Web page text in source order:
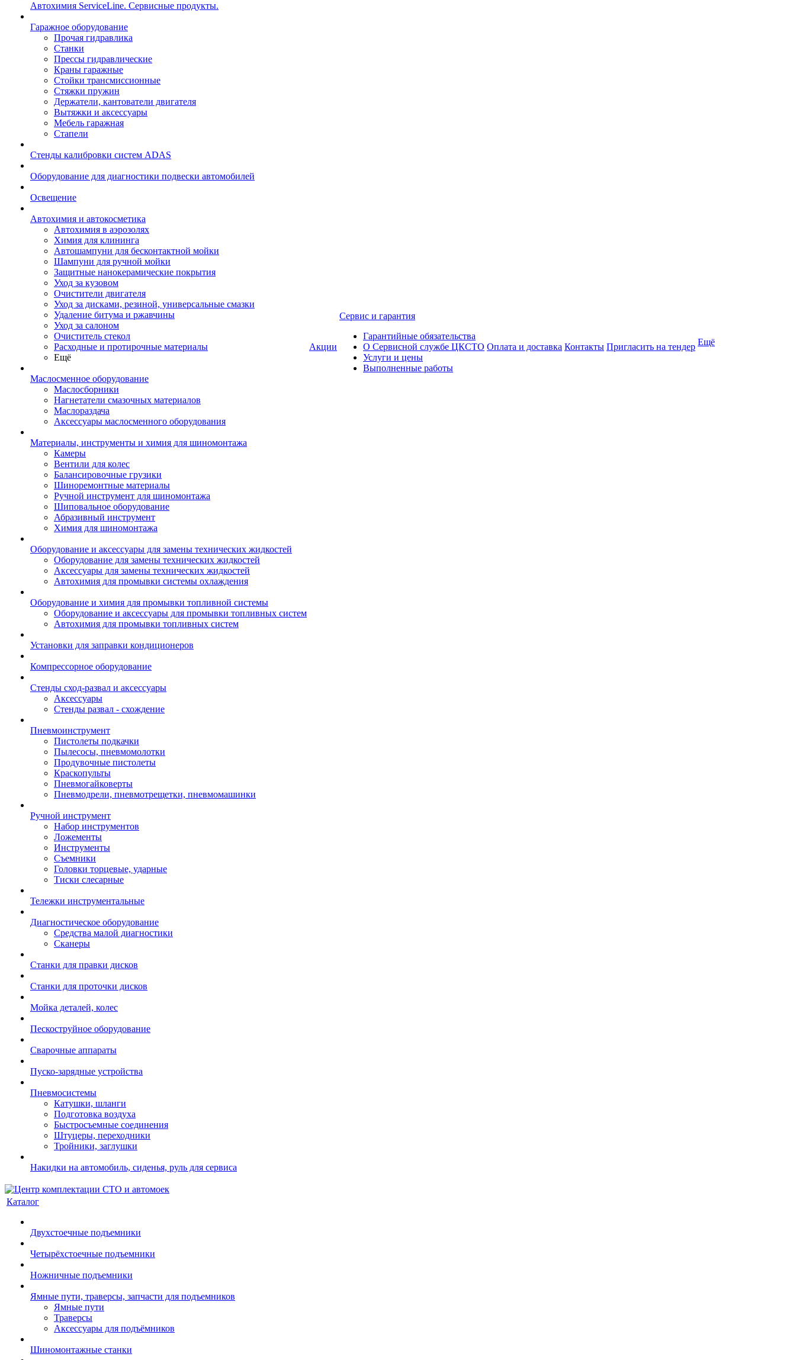
Автохимия ServiceLine. Сервисные продукты.
Гаражное оборудование
Прочая гидравлика
Станки
Прессы гидравлические
Краны гаражные
Стойки трансмиссионные
Стяжки пружин
Держатели, кантователи двигателя
Вытяжки и аксессуары
Мебель гаражная
Стапели
Стенды калибровки систем ADAS
Оборудование для диагностики подвески автомобилей
Освещение
Автохимия и автокосметика
Автохимия в аэрозолях
Химия для клининга
Автошампуни для бесконтактной мойки
Шампуни для ручной мойки
Защитные нанокерамические покрытия
Уход за кузовом
Очистители двигателя
Уход за дисками, резиной, универсальные смазки
Удаление битума и ржавчины
Уход за салоном
Очиститель стекол
Расходные и протирочные материалы
Ещё
Маслосменное оборудование
Маслосборники
Нагнетатели смазочных материалов
Маслораздача
Аксессуары маслосменного оборудования
Материалы, инструменты и химия для шиномонтажа
Камеры
Вентили для колес
Балансировочные грузики
Шиноремонтные материалы
Ручной инструмент для шиномонтажа
Шиповальное оборудование
Абразивный инструмент
Химия для шиномонтажа
Оборудование и аксессуары для замены технических жидкостей
Оборудование для замены технических жидкостей
Аксессуары для замены технических жидкостей
Автохимия для промывки системы охлаждения
Оборудование и химия для промывки топливной системы
Оборудование и аксессуары для промывки топливных систем
Автохимия для промывки топливных систем
Установки для заправки кондиционеров
Компрессорное оборудование
Стенды сход-развал и аксессуары
Аксессуары
Стенды развал - схождение
Пневмоинструмент
Пистолеты подкачки
Пылесосы, пневмомолотки
Продувочные пистолеты
Краскопульты
Пневмогайковерты
Пневмодрели, пневмотрещетки, пневмомашинки
Ручной инструмент
Набор инструментов
Ложементы
Инструменты
Съемники
Головки торцевые, ударные
Тиски слесарные
Тележки инструментальные
Диагностическое оборудование
Средства малой диагностики
Сканеры
Станки для правки дисков
Станки для проточки дисков
Мойка деталей, колес
Пескоструйное оборудование
Сварочные аппараты
Пуско-зарядные устройства
Пневмосистемы
Катушки, шланги
Подготовка воздуха
Быстросъемные соединения
Штуцеры, переходники
Тройники, заглушки
Накидки на автомобиль, сиденья, руль для сервиса
Акции
Сервис и гарантия
Гарантийные обязательства
О Сервисной службе ЦКСТО
Услуги и цены
Выполненные работы
Оплата и доставка Контакты Пригласить на тендер Ещё
Каталог
Двухстоечные подъемники
Четырёхстоечные подъемники
Ножничные подъемники
Ямные пути, траверсы, запчасти для подъемников
Ямные пути
Траверсы
Аксессуары для подъёмников
Шиномонтажные станки